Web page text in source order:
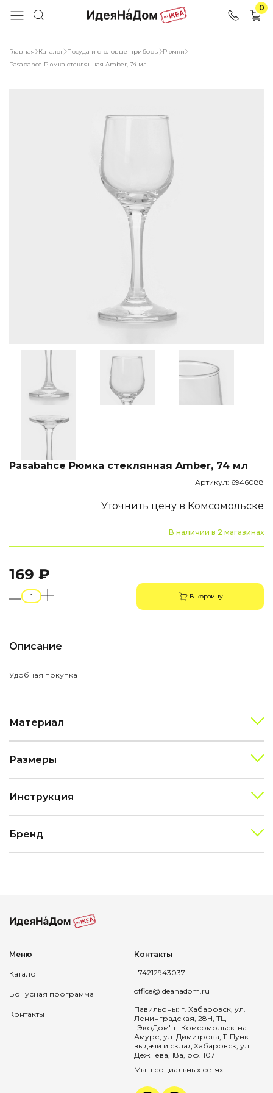
0
Главная Каталог Посуда и столовые приборы
Рюмки
Pasabahce Рюмка стеклянная Amber, 74 мл
Pasabahce Рюмка стеклянная Amber, 74 мл
Артикул: 6946088
Уточнить цену в Комсомольске
В наличии в 2 магазинах
169 ₽
В корзину
Описание
Удобная покупка
Материал
Размеры
Инструкция
Бренд
Меню
Каталог
Бонусная программа
Контакты
Контакты
+74212943037
office@ideanadom.ru
Павильоны: г. Хабаровск, ул.
Ленинградская, 28Н, ТЦ
"ЭкоДом" г. Комсомольск-на-
Амуре, ул. Димитрова, 11 Пункт
выдачи и склад:Хабаровск, ул.
Дежнева, 18а, оф. 107
Мы в социальных сетях: